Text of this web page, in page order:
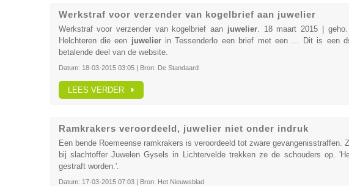
Werkstraf voor verzender van kogelbrief aan juwelier
Werkstraf voor verzender van kogelbrief aan juwelier. 18 maart 2015 |
Helchteren die een juwelierin Tessenderlo een brief met een ... Dit is een
betalende deel van de website.
Datum: 18-03-2015 03:05| Bron: De Standaard
LEES VERDER
Ramkrakers veroordeeld, juwelier niet onder indruk
Een bende Roemeense ramkrakers is veroordeeld tot zware gevangenisstraffen.
bij slachtoffer Juwelen Gysels in Lichtervelde trekken ze de schouders op.
gestraft worden.'.
Datum: 17-03-2015 07:03| Bron: Het Nieuwsblad